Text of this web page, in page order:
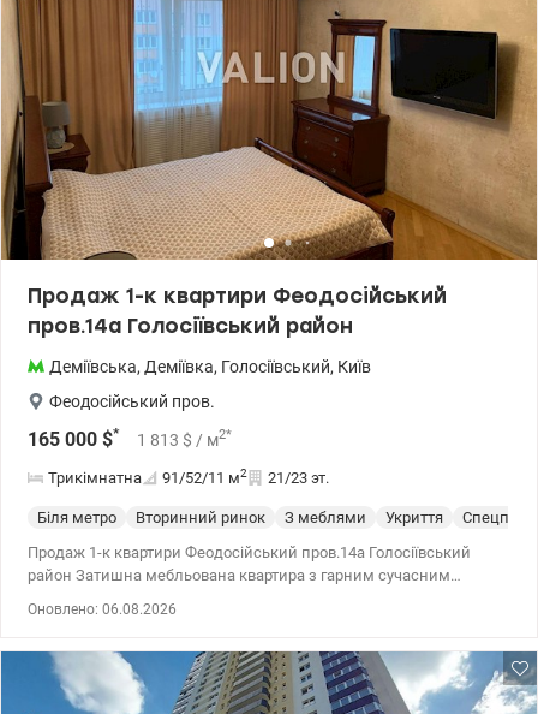
Продаж 1-к квартири Феодосійський
пров.14а Голосіївський район
Деміївська, Деміївка, Голосіївський, Київ
Феодосійський пров.
165 000 $* 1 813 $ / м2*
Трикімнатна 91/52/11 м2 21/23 эт.
Біля метро Вторинний ринок З меблями Укриття
Продаж 1-к квартири Феодосійський пров.14а Голосіївський
район Затишна мебльована квартира з гарним сучасним
- 15- 20 хвилин пішки. Квартира продається разом з паркінгом (1
паркомісце) у підземному паркінгу з опаленням та охороною.
Оновлено: 06.08.2026